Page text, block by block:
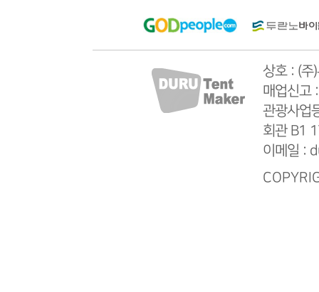
상호 : (
매업신고
관광사업
회관 B1
이메일 :